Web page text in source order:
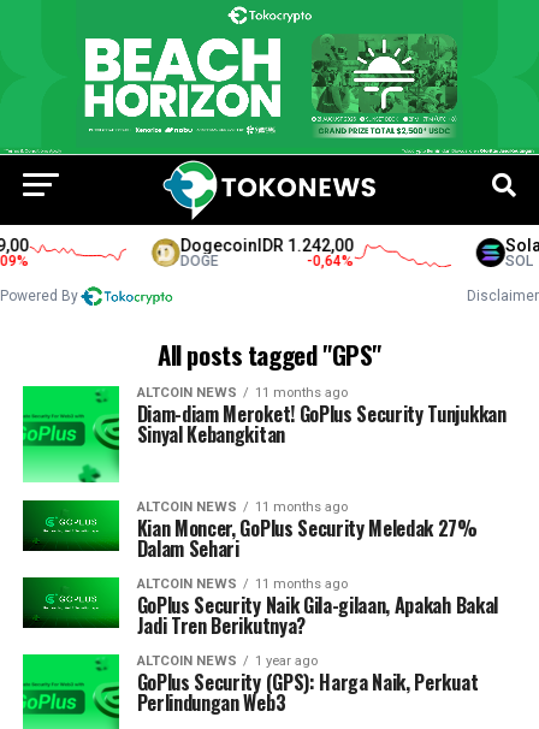
%
DogecoinIDR 1.242,00
DOGE -0,64% SOL
Powered By Disclaimer
All posts tagged "GPS"
ALTCOIN NEWS 11 months ago
Diam-diam Meroket! GoPlus Security Tunjukkan
Sinyal Kebangkitan
ALTCOIN NEWS 11 months ago
Kian Moncer, GoPlus Security Meledak 27%
Dalam Sehari
ALTCOIN NEWS 11 months ago
GoPlus Security Naik Gila-gilaan, Apakah Bakal
Jadi Tren Berikutnya?
ALTCOIN NEWS 1 year ago
GoPlus Security (GPS): Harga Naik, Perkuat
Perlindungan Web3